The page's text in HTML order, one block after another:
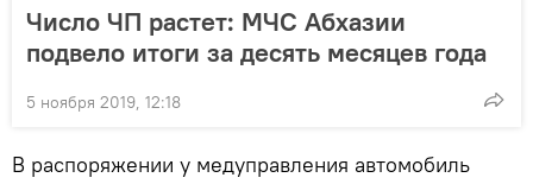
Число ЧП растет: МЧС Абхазии
подвело итоги за десять месяцев года
5 ноября 2019, 12:18
В распоряжении у медуправления автомобиль